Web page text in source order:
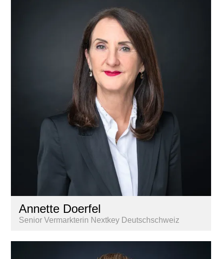
Annette Doerfel
Senior Vermarkterin Nextkey Deutschschweiz